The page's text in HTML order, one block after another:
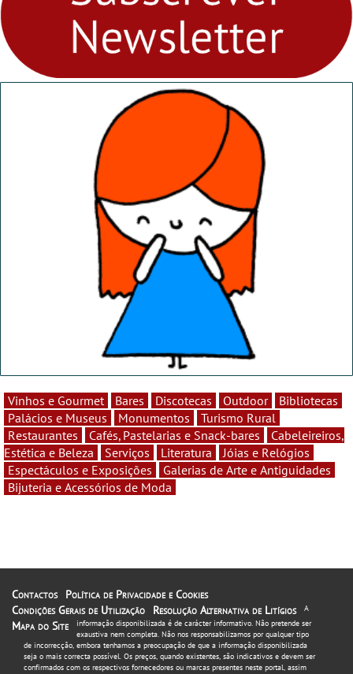
Vinhos e Gourmet Bares Discotecas Outdoor
Bibliotecas
Palácios e Museus
Monumentos
Turismo Rural
Restaurantes
Cafés, Pastelarias e Snack-bares
Cabeleireiros,
Estética e Beleza
Serviços Literatura
Jóias e Relógios
Espectáculos e Exposições
Galerias de Arte e Antiguidades
Bijuteria e Acessórios de Moda
Contactos
Política de Privacidade e Cookies
Condições Gerais de Utilização
Resolução Alternativa de Litígios
Mapa do Site
A
informação disponibilizada é de carácter informativo. Não pretende ser
exaustiva nem completa. Não nos responsabilizamos por qualquer tipo
de incorrecção, embora tenhamos a preocupação de que a informação disponibilizada
seja o mais correcta possível. Os preços, quando existentes, são indicativos e devem ser
confirmados com os respectivos fornecedores ou marcas presentes neste portal, assim